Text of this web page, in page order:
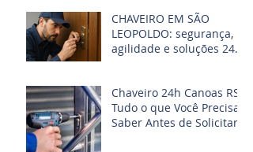
CHAVEIRO EM SÃO
LEOPOLDO: segurança,
agilidade e soluções 24
Chaveiro 24h Canoas RS:
Tudo o que Você Precisa
Saber Antes de Solicitar